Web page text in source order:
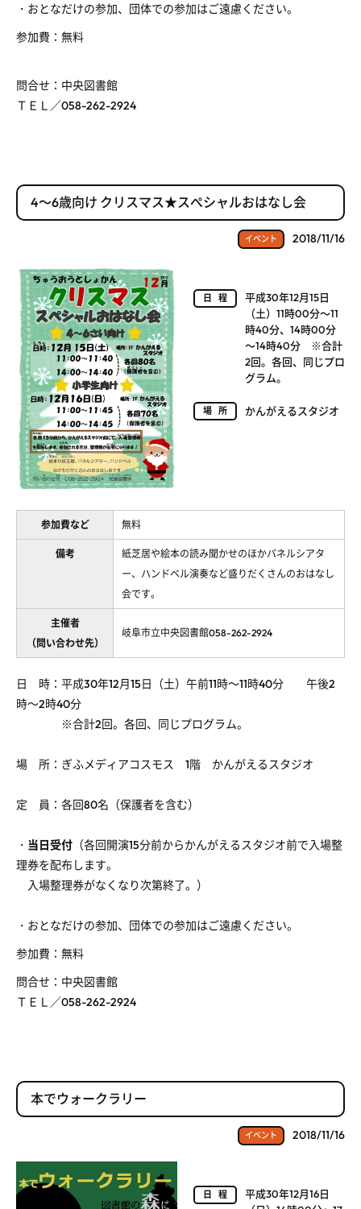
・おとなだけの参加、団体での参加はご遠慮ください。
参加費：無料
問合せ：中央図書館
ＴＥＬ／058-262-2924
4～6歳向け クリスマス★スぺシャルおはなし会
イベント 2018/11/16
日程
平成30年12月15日
（土）11時00分～11
時40分、14時00分
～14時40分 ※合計
2回。各回、同じプロ
グラム。
場所 かんがえるスタジオ
参加費など 無料
備考
紙芝居や絵本の読み聞かせのほかパネルシアタ
ー、ハンドベル演奏など盛りだくさんのおはなし
会です。
主催者
（問い合わせ先）
岐阜市立中央図書館058-262-2924
日 時：平成30年12月15日（土）午前11時～11時40分 午後2
時～2時40分
※合計2回。各回、同じプログラム。
場 所：ぎふメディアコスモス 1階 かんがえるスタジオ
定 員：各回80名（保護者を含む）
・ 当日受付 （各回開演15分前からかんがえるスタジオ前で入場整
理券を配布します。
入場整理券がなくなり次第終了。）
・おとなだけの参加、団体での参加はご遠慮ください。
参加費：無料
問合せ：中央図書館
ＴＥＬ／058-262-2924
本でウォークラリー
イベント 2018/11/16
日程
平成30年12月16日